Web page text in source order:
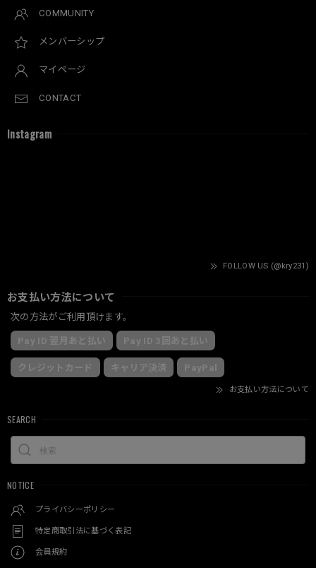
COMMUNITY
メンバーシップ
マイページ
CONTACT
Instagram
FOLLOW US (@kry231)
お支払い方法について
次の方法がご利用頂けます。
Pay ID 翌月あと払い Pay ID 3回あと払い
クレジットカード キャリア決済 PayPal
お支払い方法について
SEARCH
NOTICE
プライバシーポリシー
特定商取引法に基づく表記
会員規約